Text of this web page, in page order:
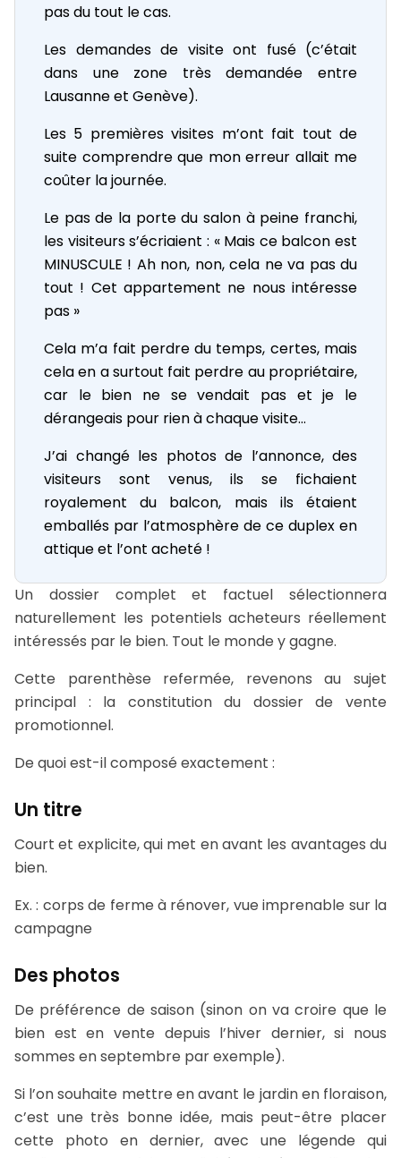
pas du tout le cas.
Les demandes de visite ont fusé (c’était
dans une zone très demandée entre
Lausanne et Genève).
Les 5 premières visites m’ont fait tout de
suite comprendre que mon erreur allait me
coûter la journée.
Le pas de la porte du salon à peine franchi,
les visiteurs s’écriaient : « Mais ce balcon est
MINUSCULE ! Ah non, non, cela ne va pas du
tout ! Cet appartement ne nous intéresse
pas »
Cela m’a fait perdre du temps, certes, mais
cela en a surtout fait perdre au propriétaire,
car le bien ne se vendait pas et je le
dérangeais pour rien à chaque visite…
J’ai changé les photos de l’annonce, des
visiteurs sont venus, ils se fichaient
royalement du balcon, mais ils étaient
emballés par l’atmosphère de ce duplex en
attique et l’ont acheté !
Un dossier complet et factuel sélectionnera
naturellement les potentiels acheteurs réellement
intéressés par le bien. Tout le monde y gagne.
Cette parenthèse refermée, revenons au sujet
principal : la constitution du dossier de vente
promotionnel.
De quoi est-il composé exactement :
Un titre
Court et explicite, qui met en avant les avantages du
bien.
Ex. : corps de ferme à rénover, vue imprenable sur la
campagne
Des photos
De préférence de saison (sinon on va croire que le
bien est en vente depuis l’hiver dernier, si nous
sommes en septembre par exemple).
Si l’on souhaite mettre en avant le jardin en floraison,
c’est une très bonne idée, mais peut-être placer
cette photo en dernier, avec une légende qui